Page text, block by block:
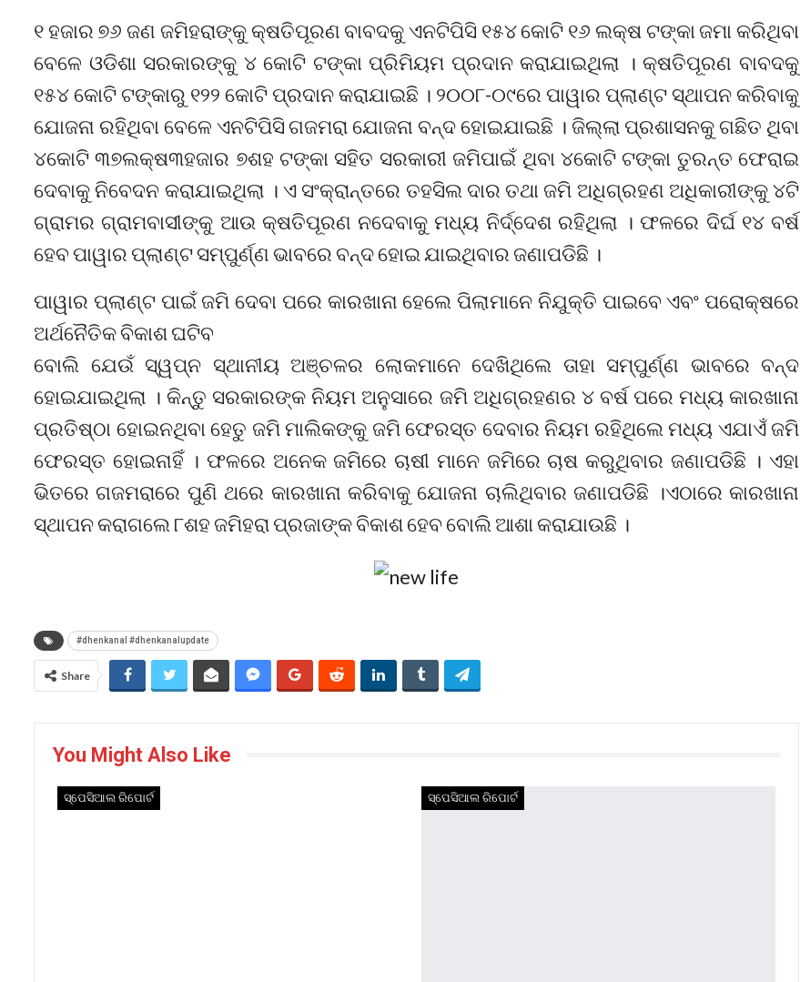
୧ ହଜାର ୭୬ ଜଣ ଜମିହରାଙ୍କୁ କ୍ଷତିପୂରଣ ବାବଦକୁ ଏନଟିପିସି ୧୫୪ କୋଟି ୧୬ ଲକ୍ଷ ଟଙ୍କା ଜମା କରିଥିବା
ବେଳେ ଓଡିଶା ସରକାରଙ୍କୁ ୪ କୋଟି ଟଙ୍କା ପ୍ରିମିୟମ ପ୍ରଦାନ କରାଯାଇଥିଲା । କ୍ଷତିପୂରଣ ବାବଦକୁ
୧୫୪ କୋଟି ଟଙ୍କାରୁ ୧୨୨ କୋଟି ପ୍ରଦାନ କରାଯାଇଛି । ୨୦୦୮-୦୯ରେ ପାୱାର ପ୍ଲାଣ୍ଟ ସ୍ଥାପନ କରିବାକୁ
ଯୋଜନା ରହିଥିବା ବେଳେ ଏନଟିପିସି ଗଜମରା ଯୋଜନା ବନ୍ଦ ହୋଇଯାଇଛି । ଜିଲ୍ଲା ପ୍ରଶାସନକୁ ଗଛିତ ଥିବା
୪କୋଟି ୩୭ଲକ୍ଷ୩ହଜାର ୭ଶହ ଟଙ୍କା ସହିତ ସରକାରୀ ଜମିପାଇଁ ଥିବା ୪କୋଟି ଟଙ୍କା ତୁରନ୍ତ ଫେରାଇ
ଦେବାକୁ ନିବେଦନ କରାଯାଇଥିଲା । ଏ ସଂକ୍ରାନ୍ତରେ ତହସିଲ ଦାର ତଥା ଜମି ଅଧିଗ୍ରହଣ ଅଧିକାରୀଙ୍କୁ ୪ଟି
ଗ୍ରାମର ଗ୍ରାମବାସୀଙ୍କୁ ଆଉ କ୍ଷତିପୂରଣ ନଦେବାକୁ ମଧ୍ୟ ନିର୍ଦ୍ଦେଶ ରହିଥିଲା । ଫଳରେ ଦିର୍ଘ ୧୪ ବର୍ଷ
ହେବ ପାୱାର ପ୍ଲାଣ୍ଟ ସମ୍ପୁର୍ଣ୍ଣ ଭାବରେ ବନ୍ଦ ହୋଇ ଯାଇଥିବାର ଜଣାପଡିଛି ।
ପାୱାର ପ୍ଲାଣ୍ଟ ପାଇଁ ଜମି ଦେବା ପରେ କାରଖାନା ହେଲେ ପିଲାମାନେ ନିଯୁକ୍ତି ପାଇବେ ଏବଂ ପରୋକ୍ଷରେ
ଅର୍ଥନୈତିକ ବିକାଶ ଘଟିବ
ବୋଲି ଯେଉଁ ସ୍ୱପ୍ନ ସ୍ଥାନୀୟ ଅଞ୍ଚଳର ଲୋକମାନେ ଦେଖିଥିଲେ ତାହା ସମ୍ପୁର୍ଣ୍ଣ ଭାବରେ ବନ୍ଦ
ହୋଇଯାଇଥିଲା । କିନ୍ତୁ ସରକାରଙ୍କ ନିୟମ ଅନୁସାରେ ଜମି ଅଧିଗ୍ରହଣର ୪ ବର୍ଷ ପରେ ମଧ୍ୟ କାରଖାନା
ପ୍ରତିଷ୍ଠା ହୋଇନଥିବା ହେତୁ ଜମି ମାଲିକଙ୍କୁ ଜମି ଫେରସ୍ତ ଦେବାର ନିୟମ ରହିଥିଲେ ମଧ୍ୟ ଏଯାଏଁ ଜମି
ଫେରସ୍ତ ହୋଇନାହିଁ । ଫଳରେ ଅନେକ ଜମିରେ ଚାଷୀ ମାନେ ଜମିରେ ଚାଷ କରୁଥିବାର ଜଣାପଡିଛି । ଏହା
ଭିତରେ ଗଜମରାରେ ପୁଣି ଥରେ କାରଖାନା କରିବାକୁ ଯୋଜନା ଚାଲିଥିବାର ଜଣାପଡିଛି ।ଏଠାରେ କାରଖାନା
ସ୍ଥାପନ କରାଗଲେ ୮ଶହ ଜମିହରା ପ୍ରଜାଙ୍କ ବିକାଶ ହେବ ବୋଲି ଆଶା କରାଯାଉଛି ।
#dhenkanal #dhenkanalupdate
Share
You Might Also Like
ସ୍ପେସିଆଲ ରିପୋର୍ଟ ସ୍ପେସିଆଲ ରିପୋର୍ଟ